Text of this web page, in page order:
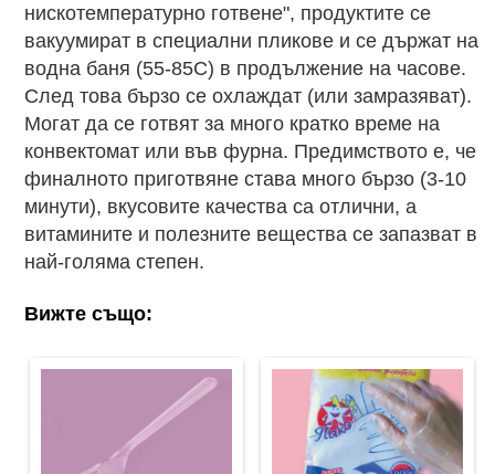
нискотемпературно готвене", продуктите се
вакуумират в специални пликове и се държат на
водна баня (55-85С) в продължение на часове.
След това бързо се охлаждат (или замразяват).
Могат да се готвят за много кратко време на
конвектомат или във фурна. Предимството е, че
финалното приготвяне става много бързо (3-10
минути), вкусовите качества са отлични, а
витамините и полезните вещества се запазват в
най-голяма степен.
Вижте също: